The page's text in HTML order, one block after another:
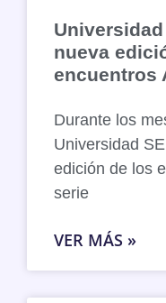
nueva
encuentros
Durante los
Universidad
edición de los
serie
VER MÁS »